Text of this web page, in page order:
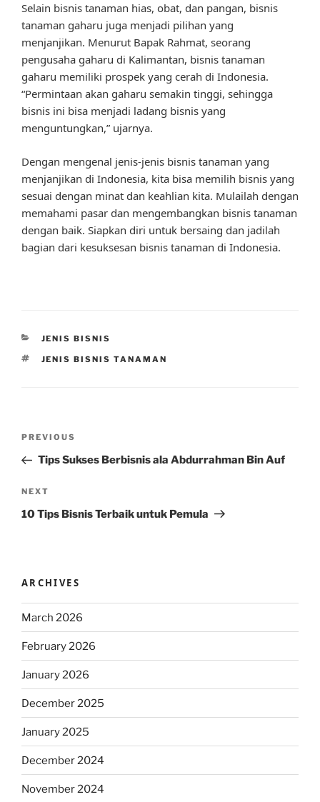
Selain bisnis tanaman hias, obat, dan pangan, bisnis
tanaman gaharu juga menjadi pilihan yang
menjanjikan. Menurut Bapak Rahmat, seorang
pengusaha gaharu di Kalimantan, bisnis tanaman
gaharu memiliki prospek yang cerah di Indonesia.
“Permintaan akan gaharu semakin tinggi, sehingga
bisnis ini bisa menjadi ladang bisnis yang
menguntungkan,” ujarnya.
Dengan mengenal jenis-jenis bisnis tanaman yang
menjanjikan di Indonesia, kita bisa memilih bisnis yang
sesuai dengan minat dan keahlian kita. Mulailah dengan
memahami pasar dan mengembangkan bisnis tanaman
dengan baik. Siapkan diri untuk bersaing dan jadilah
bagian dari kesuksesan bisnis tanaman di Indonesia.
CATEGORIES
JENIS BISNIS
TAGS
JENIS BISNIS TANAMAN
Previous
Post
PREVIOUS
Tips Sukses Berbisnis ala Abdurrahman Bin Auf
Next
Post
NEXT
10 Tips Bisnis Terbaik untuk Pemula
ARCHIVES
March 2026
February 2026
January 2026
December 2025
January 2025
December 2024
November 2024